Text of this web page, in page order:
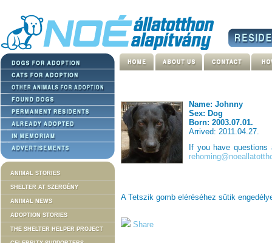
ANIMAL STORIES
SHELTER AT SZERGÉNY
ANIMAL NEWS
ADOPTION STORIES
THE SHELTER HELPER PROJECT
Name: Johnny
Sex: Dog
Born: 2003.07.01.
Arrived: 2011.04.27.
If you have
A Tetszik gomb eléréséhez sütik
Share